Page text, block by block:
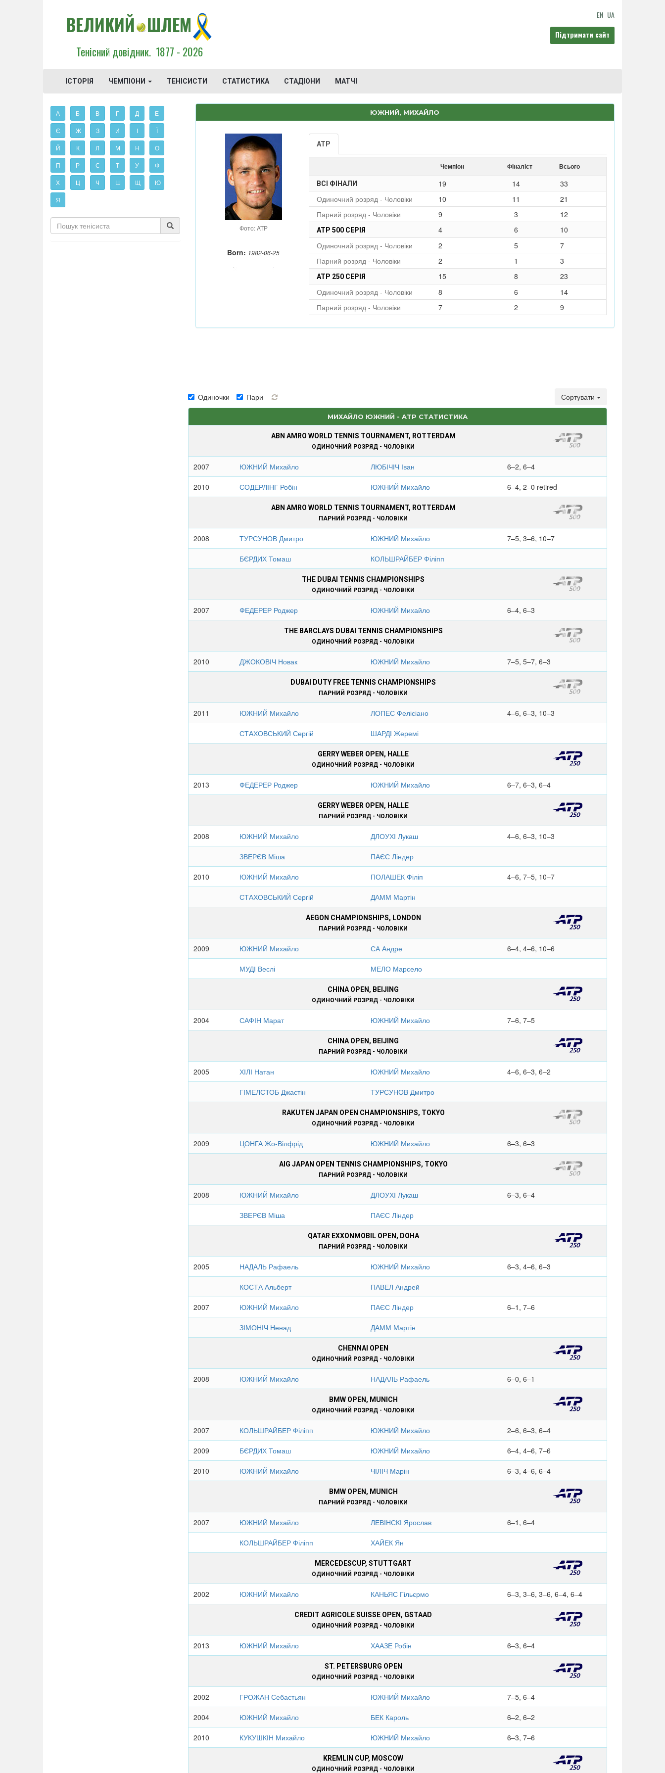
ВЕЛИКИЙ ШЛЕМ
Тенісний довідник. 1877 - 2026
EN UA
Підтримати сайт
ІСТОРІЯ ЧЕМПІОНИ ТЕНІСИСТИ СТАТИСТИКА СТАДІОНИ МАТЧІ
А Б В Г Д Е
Є Ж З И І Ї
Й К Л М Н О
П Р С Т У Ф
Х Ц Ч Ш Щ Ю
Я
ЮЖНИЙ, МИХАЙЛО
Фото: ATP
Born: 1982-06-25
ATP
Чемпіон Фіналіст Всього
ВСІ ФІНАЛИ 19 14
33
Одиночний розряд - Чоловіки
10 11
21
Парний розряд - Чоловіки
9 3 12
ATP 500 СЕРІЯ 4 6
10
Одиночний розряд - Чоловіки
2 5
7
Парний розряд - Чоловіки
2 1 3
ATP 250 СЕРІЯ 15 8
23
Одиночний розряд - Чоловіки
8 6
14
Парний розряд - Чоловіки
7 2 9
Одиночки Пари Сортувати
МИХАЙЛО ЮЖНИЙ - ATP СТАТИСТИКА
ABN AMRO WORLD TENNIS TOURNAMENT, ROTTERDAM
ОДИНОЧНИЙ РОЗРЯД - ЧОЛОВІКИ
2007 ЮЖНИЙ Михайло ЛЮБІЧІЧ Іван 6–2, 6–4
2010 СОДЕРЛІНГ Робін ЮЖНИЙ Михайло 6–4, 2–0 retired
ABN AMRO WORLD TENNIS TOURNAMENT, ROTTERDAM
ПАРНИЙ РОЗРЯД - ЧОЛОВІКИ
2008 ТУРСУНОВ Дмитро ЮЖНИЙ Михайло 7–5, 3–6, 10–7
БЄРДИХ Томаш КОЛЬШРАЙБЕР Філіпп
THE DUBAI TENNIS CHAMPIONSHIPS
ОДИНОЧНИЙ РОЗРЯД - ЧОЛОВІКИ
2007 ФЕДЕРЕР Роджер ЮЖНИЙ Михайло 6–4, 6–3
THE BARCLAYS DUBAI TENNIS CHAMPIONSHIPS
ОДИНОЧНИЙ РОЗРЯД - ЧОЛОВІКИ
2010 ДЖОКОВІЧ Новак ЮЖНИЙ Михайло 7–5, 5–7, 6–3
DUBAI DUTY FREE TENNIS CHAMPIONSHIPS
ПАРНИЙ РОЗРЯД - ЧОЛОВІКИ
2011 ЮЖНИЙ Михайло ЛОПЕС Фелісіано 4–6, 6–3, 10–3
СТАХОВСЬКИЙ Сергій ШАРДІ Жеремі
GERRY WEBER OPEN, HALLE
ОДИНОЧНИЙ РОЗРЯД - ЧОЛОВІКИ
2013 ФЕДЕРЕР Роджер ЮЖНИЙ Михайло 6–7, 6–3, 6–4
GERRY WEBER OPEN, HALLE
ПАРНИЙ РОЗРЯД - ЧОЛОВІКИ
2008 ЮЖНИЙ Михайло ДЛОУХІ Лукаш 4–6, 6–3, 10–3
ЗВЕРЄВ Міша ПАЄС Ліндер
2010 ЮЖНИЙ Михайло ПОЛАШЕК Філіп 4–6, 7–5, 10–7
СТАХОВСЬКИЙ Сергій ДАММ Мартін
AEGON CHAMPIONSHIPS, LONDON
ПАРНИЙ РОЗРЯД - ЧОЛОВІКИ
2009 ЮЖНИЙ Михайло СА Андре 6–4, 4–6, 10–6
МУДІ Веслі МЕЛО Марсело
CHINA OPEN, BEIJING
ОДИНОЧНИЙ РОЗРЯД - ЧОЛОВІКИ
2004 САФІН Марат ЮЖНИЙ Михайло 7–6, 7–5
CHINA OPEN, BEIJING
ПАРНИЙ РОЗРЯД - ЧОЛОВІКИ
2005 ХІЛІ Натан ЮЖНИЙ Михайло 4–6, 6–3, 6–2
ГІМЕЛСТОБ Джастін ТУРСУНОВ Дмитро
RAKUTEN JAPAN OPEN CHAMPIONSHIPS, TOKYO
ОДИНОЧНИЙ РОЗРЯД - ЧОЛОВІКИ
2009 ЦОНГА Жо-Вілфрід ЮЖНИЙ Михайло 6–3, 6–3
AIG JAPAN OPEN TENNIS CHAMPIONSHIPS, TOKYO
ПАРНИЙ РОЗРЯД - ЧОЛОВІКИ
2008 ЮЖНИЙ Михайло ДЛОУХІ Лукаш 6–3, 6–4
ЗВЕРЄВ Міша ПАЄС Ліндер
QATAR EXXONMOBIL OPEN, DOHA
ПАРНИЙ РОЗРЯД - ЧОЛОВІКИ
2005 НАДАЛЬ Рафаель ЮЖНИЙ Михайло 6–3, 4–6, 6–3
КОСТА Альберт ПАВЕЛ Андрей
2007 ЮЖНИЙ Михайло ПАЄС Ліндер 6–1, 7–6
ЗІМОНІЧ Ненад ДАММ Мартін
CHENNAI OPEN
ОДИНОЧНИЙ РОЗРЯД - ЧОЛОВІКИ
2008 ЮЖНИЙ Михайло НАДАЛЬ Рафаель 6–0, 6–1
BMW OPEN, MUNICH
ОДИНОЧНИЙ РОЗРЯД - ЧОЛОВІКИ
2007 КОЛЬШРАЙБЕР Філіпп ЮЖНИЙ Михайло 2–6, 6–3, 6–4
2009 БЄРДИХ Томаш ЮЖНИЙ Михайло 6–4, 4–6, 7–6
2010 ЮЖНИЙ Михайло ЧІЛІЧ Марін 6–3, 4–6, 6–4
BMW OPEN, MUNICH
ПАРНИЙ РОЗРЯД - ЧОЛОВІКИ
2007 ЮЖНИЙ Михайло ЛЕВІНСКІ Ярослав 6–1, 6–4
КОЛЬШРАЙБЕР Філіпп ХАЙЕК Ян
MERCEDESCUP, STUTTGART
ОДИНОЧНИЙ РОЗРЯД - ЧОЛОВІКИ
2002 ЮЖНИЙ Михайло КАНЬЯС Гільєрмо 6–3, 3–6, 3–6, 6–4, 6–4
CREDIT AGRICOLE SUISSE OPEN, GSTAAD
ОДИНОЧНИЙ РОЗРЯД - ЧОЛОВІКИ
2013 ЮЖНИЙ Михайло ХААЗЕ Робін 6–3, 6–4
ST. PETERSBURG OPEN
ОДИНОЧНИЙ РОЗРЯД - ЧОЛОВІКИ
2002 ГРОЖАН Себастьян ЮЖНИЙ Михайло 7–5, 6–4
2004 ЮЖНИЙ Михайло БЕК Кароль 6–2, 6–2
2010 КУКУШКІН Михайло ЮЖНИЙ Михайло 6–3, 7–6
KREMLIN CUP, MOSCOW
ОДИНОЧНИЙ РОЗРЯД - ЧОЛОВІКИ